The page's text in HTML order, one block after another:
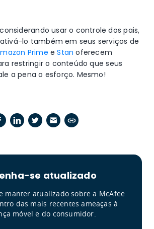
usar o controle dos pais,
lo também em seus serviços de
Prime eStan oferecem
restringir o conteúdo que seus
a pena o esforço. Mesmo!
se atualizado
manter atualizado sobre a McAfee
das mais recentes ameaças à
móvel e do consumidor.